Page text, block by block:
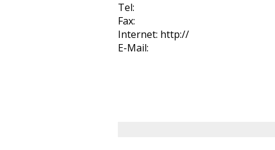
Tel:
Fax:
Internet: http://
E-Mail: